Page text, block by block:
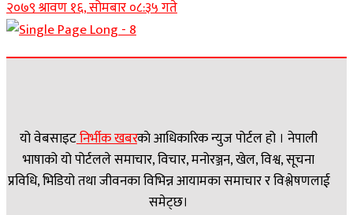
२०७९ श्रावण १६, सोमबार ०८:३५ गते
यो वेबसाइटनिर्भीक खबरकाे आधिकारिक न्युज पोर्टल हो । नेपाली
भाषाको यो पोर्टलले समाचार, विचार, मनोरञ्जन, खेल, विश्व, सूचना
प्रविधि, भिडियो तथा जीवनका विभिन्न आयामका समाचार र विश्लेषणलाई
समेट्छ।